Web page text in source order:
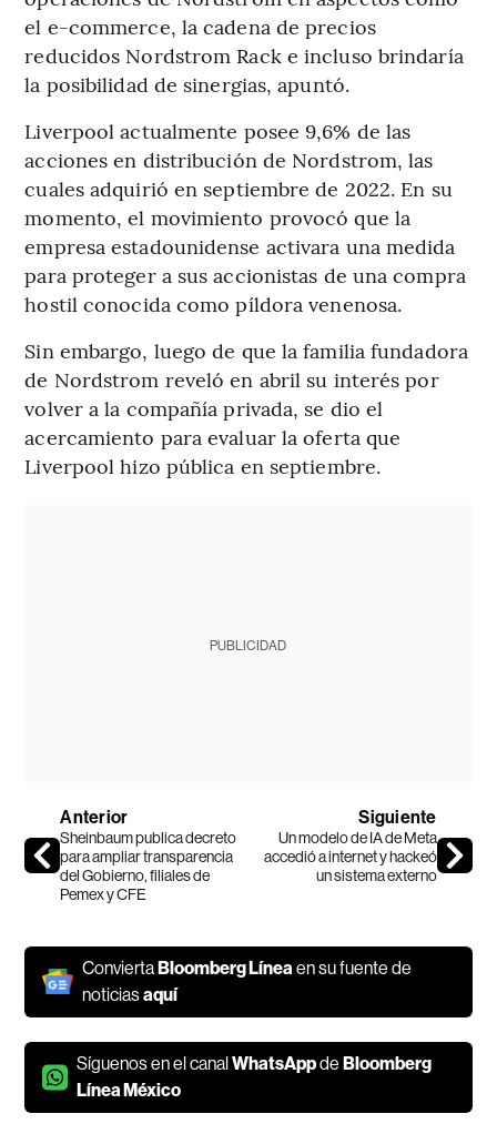
el e-commerce, la cadena de precios
reducidos Nordstrom Rack e incluso brindaría
la posibilidad de sinergias, apuntó.
Liverpool actualmente posee 9,6% de las
acciones en distribución de Nordstrom, las
cuales adquirió en septiembre de 2022. En su
momento, el movimiento provocó que la
empresa estadounidense activara una medida
para proteger a sus accionistas de una compra
hostil conocida como píldora venenosa.
Sin embargo, luego de que la familia fundadora
de Nordstrom reveló en abril su interés por
volver a la compañía privada, se dio el
acercamiento para evaluar la oferta que
Liverpool hizo pública en septiembre.
PUBLICIDAD
Anterior
Sheinbaum publica decreto
para ampliar transparencia
del Gobierno, filiales de
Pemex y CFE
Siguiente
Un modelo de IA de Meta
accedió a internet y hackeó
un sistema externo
ConviertaBloomberg Línea en su fuente de
noticiasaquí
Síguenos en el canalWhatsAppdeBloomberg
Línea México